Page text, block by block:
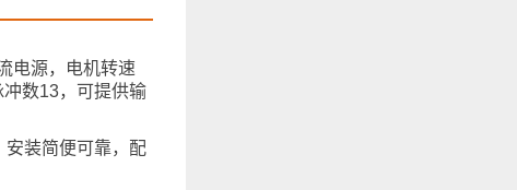
电源，电机转速
数13，可提供输
安装简便可靠，配